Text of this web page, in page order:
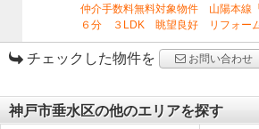
仲介手数料無料対象物件 山陽本線
６分 ３LDK 眺望良好 リフォー
チェックした物件を お問い合わせ
神戸市垂水区の他のエリアを探す